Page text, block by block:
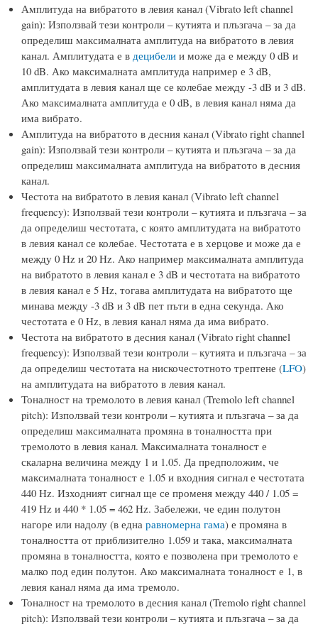
Амплитуда на вибратото в левия канал (Vibrato left channel
gain): Използвай тези контроли – кутията и плъзгача – за да
определиш максималната амплитуда на вибратото в левия
канал. Амплитудата е в децибели и може да е между 0 dB и
10 dB. Ако максималната амплитуда например е 3 dB,
амплитудата в левия канал ще се колебае между -3 dB и 3 dB.
Ако максималната амплитуда е 0 dB, в левия канал няма да
има вибрато.
Амплитуда на вибратото в десния канал (Vibrato right channel
gain): Използвай тези контроли – кутията и плъзгача – за да
определиш максималната амплитуда на вибратото в десния
канал.
Честота на вибратото в левия канал (Vibrato left channel
frequency): Използвай тези контроли – кутията и плъзгача – за
да определиш честотата, с която амплитудата на вибратото
в левия канал се колебае. Честотата е в херцове и може да е
между 0 Hz и 20 Hz. Ако например максималната амплитуда
на вибратото в левия канал е 3 dB и честотата на вибратото
в левия канал е 5 Hz, тогава амплитудата на вибратото ще
минава между -3 dB и 3 dB пет пъти в една секунда. Ако
честотата е 0 Hz, в левия канал няма да има вибрато.
Честота на вибратото в десния канал (Vibrato right channel
frequency): Използвай тези контроли – кутията и плъзгача – за
да определиш честотата на нискочестотното трептене (LFO)
на амплитудата на вибратото в левия канал.
Тоналност на тремолото в левия канал (Tremolo left channel
pitch): Използвай тези контроли – кутията и плъзгача – за да
определиш максималната промяна в тоналността при
тремолото в левия канал. Максималната тоналност е
скаларна величина между 1 и 1.05. Да предположим, че
максималната тоналност е 1.05 и входния сигнал е честотата
440 Hz. Изходният сигнал ще се променя между 440 / 1.05 =
419 Hz и 440 * 1.05 = 462 Hz. Забележи, че един полутон
нагоре или надолу (в една равномерна гама) е промяна в
тоналността от приблизително 1.059 и така, максималната
промяна в тоналността, която е позволена при тремолото е
малко под един полутон. Ако максималната тоналност е 1, в
левия канал няма да има тремоло.
Тоналност на тремолото в десния канал (Tremolo right channel
pitch): Използвай тези контроли – кутията и плъзгача – за да